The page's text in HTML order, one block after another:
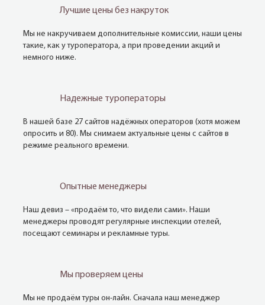
Лучшие цены без накруток
Мы не накручиваем дополнительные комиссии, наши цены
такие, как у туроператора, а при проведении акций и
немного ниже.
Надежные туроператоры
В нашей базе 27 сайтов надёжных операторов (хотя можем
опросить и 80). Мы снимаем актуальные цены с сайтов в
режиме реального времени.
Опытные менеджеры
Наш девиз – «продаём то, что видели сами». Наши
менеджеры проводят регулярные инспекции отелей,
посещают семинары и рекламные туры.
Мы проверяем цены
Мы не продаём туры он-лайн. Сначала наш менеджер